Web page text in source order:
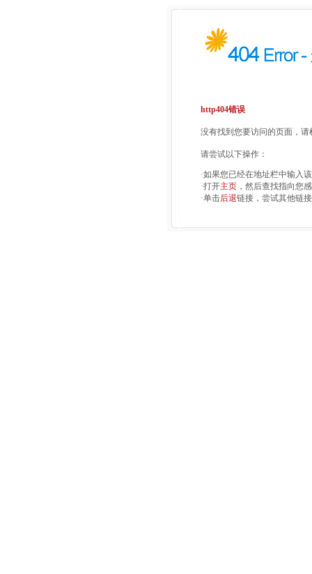
http404错误
没有找到您要访问的页面，
请尝试以下操作：
·如果您已经在地址栏中输入
·打开主页 ，然后查找指向您
·单击后退链接，尝试其他链